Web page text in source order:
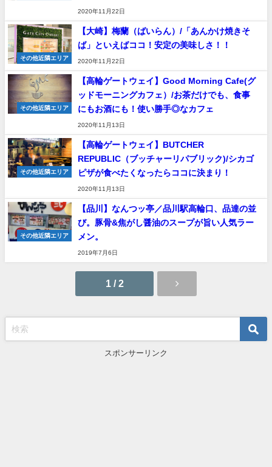
2020年11月22日
その他近隣エリア
【大崎】梅蘭（ばいらん）/「あんかけ焼きそ
ば」といえばココ！安定の美味しさ！！
2020年11月22日
その他近隣エリア
【高輪ゲートウェイ】Good Morning Cafe(グ
ッドモーニングカフェ）/お茶だけでも、食事
にもお酒にも！使い勝手◎なカフェ
2020年11月13日
その他近隣エリア
【高輪ゲートウェイ】BUTCHER
REPUBLIC（ブッチャーリパブリック)/シカゴ
ピザが食べたくなったらココに決まり！
2020年11月13日
その他近隣エリア
【品川】なんつッ亭／品川駅高輪口、品達の並
び。豚骨&焦がし醤油のスープが旨い人気ラー
メン。
2019年7月6日
1 / 2
スポンサーリンク